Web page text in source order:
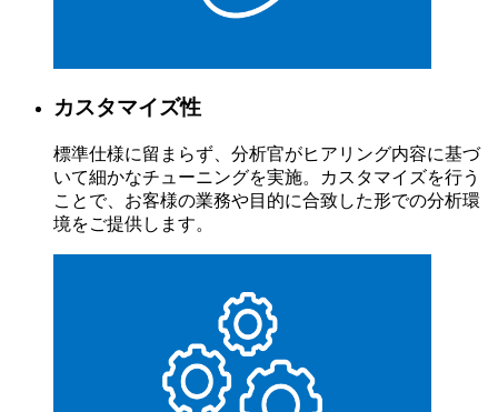
カスタマイズ性
標準仕様に留まらず、分析官がヒアリング内容に基づ
いて細かなチューニングを実施。カスタマイズを行う
ことで、お客様の業務や目的に合致した形での分析環
境をご提供します。